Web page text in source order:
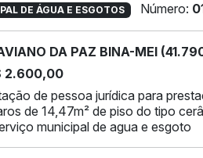
DE ÁGUA E ESGOTOS Número:
DA PAZ BINA-MEI
2.600,00
de pessoa jurídica para
de 14,47m² de piso do tipo
municipal de agua e esgoto